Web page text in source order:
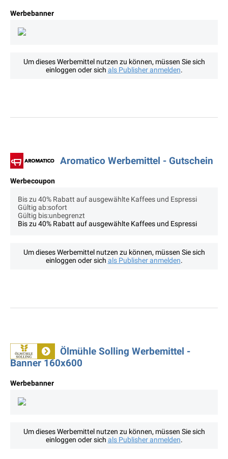
Werbebanner
Um dieses Werbemittel nutzen zu können, müssen Sie sich
einloggen oder sich als Publisher anmelden.
Aromatico Werbemittel - Gutschein
Werbecoupon
Bis zu 40% Rabatt auf ausgewählte Kaffees und Espressi
Gültig ab:sofort
Gültig bis:unbegrenzt
Bis zu 40% Rabatt auf ausgewählte Kaffees und Espressi
Um dieses Werbemittel nutzen zu können, müssen Sie sich
einloggen oder sich als Publisher anmelden.
Ölmühle Solling Werbemittel -
Banner 160x600
Werbebanner
Um dieses Werbemittel nutzen zu können, müssen Sie sich
einloggen oder sich als Publisher anmelden.